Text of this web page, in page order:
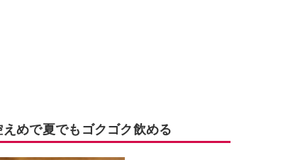
めで夏でもゴクゴク飲める